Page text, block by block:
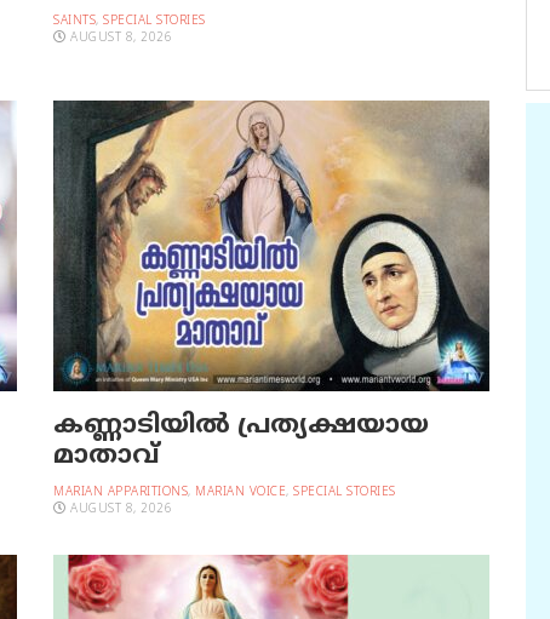
SAINTS, SPECIAL STORIES
AUGUST 8, 2026
കണ്ണാടിയില്‍ പ്രത്യക്ഷയായ
മാതാവ്
MARIAN APPARITIONS, MARIAN VOICE, SPECIAL STORIES
AUGUST 8, 2026